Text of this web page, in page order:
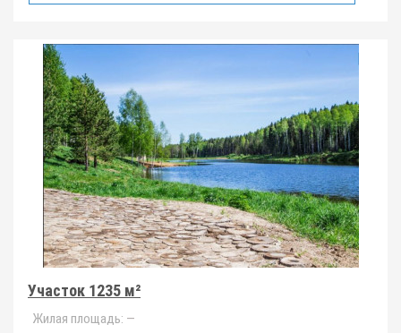
Участок 1235 м²
Жилая площадь: —